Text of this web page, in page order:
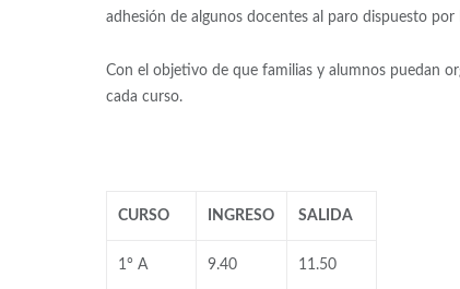
adhesión de algunos docentes al paro dispuesto por
Con el objetivo de que familias y alumnos puedan
cada curso.
CURSO INGRESO SALIDA
1° A 9.40 11.50